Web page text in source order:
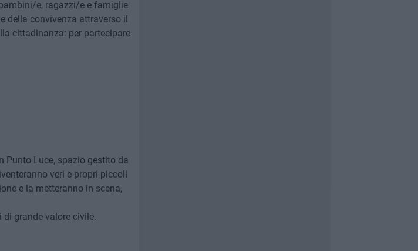
e, ragazzi/e e famiglie
della convivenza attraverso il
cittadinanza: per partecipare
Punto Luce, spazio gestito da
veri e propri piccoli
e la metteranno in scena,
di grande valore civile.